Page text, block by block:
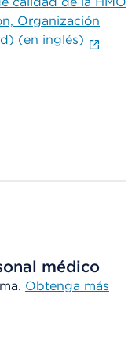
Organización
(en inglés)
médico
Obtenga más